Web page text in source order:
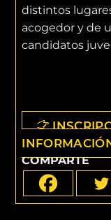
distintos
acogedor y de
candidatos
COMPARTE